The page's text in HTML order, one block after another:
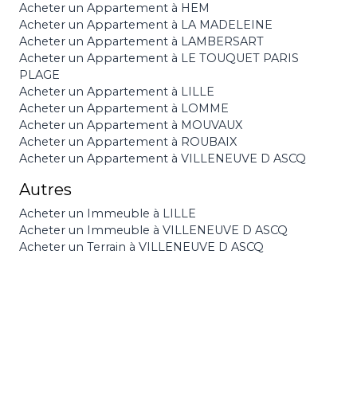
Acheter un Appartement à HEM
Acheter un Appartement à LA MADELEINE
Acheter un Appartement à LAMBERSART
Acheter un Appartement à LE TOUQUET PARIS
PLAGE
Acheter un Appartement à LILLE
Acheter un Appartement à LOMME
Acheter un Appartement à MOUVAUX
Acheter un Appartement à ROUBAIX
Acheter un Appartement à VILLENEUVE D ASCQ
Autres
Acheter un Immeuble à LILLE
Acheter un Immeuble à VILLENEUVE D ASCQ
Acheter un Terrain à VILLENEUVE D ASCQ